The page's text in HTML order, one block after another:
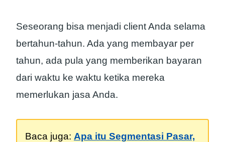
Seseorang bisa menjadi client Anda selama
bertahun-tahun. Ada yang membayar per
tahun, ada pula yang memberikan bayaran
dari waktu ke waktu ketika mereka
memerlukan jasa Anda.
Baca juga: Apa itu Segmentasi Pasar,